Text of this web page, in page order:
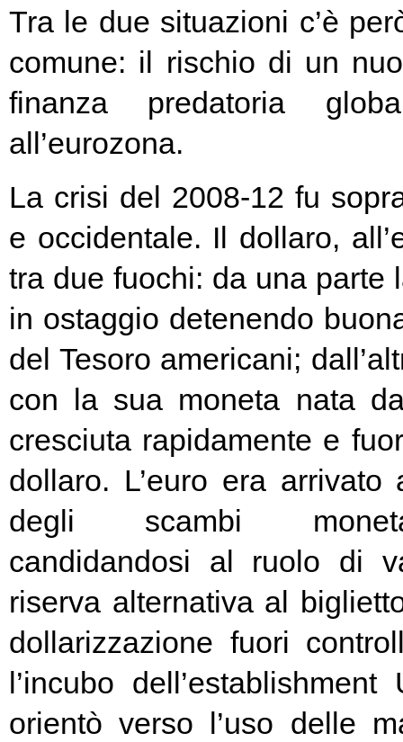
Tra le due situazioni c’è
comune: il rischio di un
finanza predatoria
all’eurozona.
La crisi del 2008-12 fu
e occidentale. Il dollaro,
tra due fuochi: da una parte
in ostaggio detenendo
del Tesoro americani;
con la sua moneta nata
cresciuta rapidamente e
dollaro. L’euro era
degli scambi
candidandosi al ruolo di
riserva alternativa al
dollarizzazione fuori
l’incubo
orientò verso l’uso delle